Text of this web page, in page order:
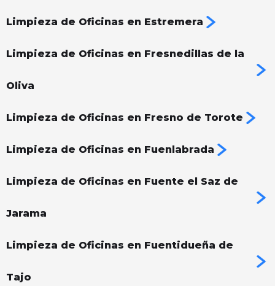
Limpieza de Oficinas en Estremera
Limpieza de Oficinas en Fresnedillas de la
Oliva
Limpieza de Oficinas en Fresno de Torote
Limpieza de Oficinas en Fuenlabrada
Limpieza de Oficinas en Fuente el Saz de
Jarama
Limpieza de Oficinas en Fuentidueña de
Tajo